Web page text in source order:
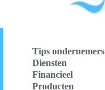
Tips ondernemers
Diensten
Financieel
Producten